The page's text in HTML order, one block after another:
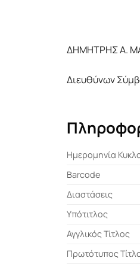
ΔΗΜΗΤΡΗΣ Α.
Διευθύνων
Ημερομηνία
Barcode
Διαστάσεις
Υπότιτλος
Αγγλικός Τίτλος
Πρωτότυπος